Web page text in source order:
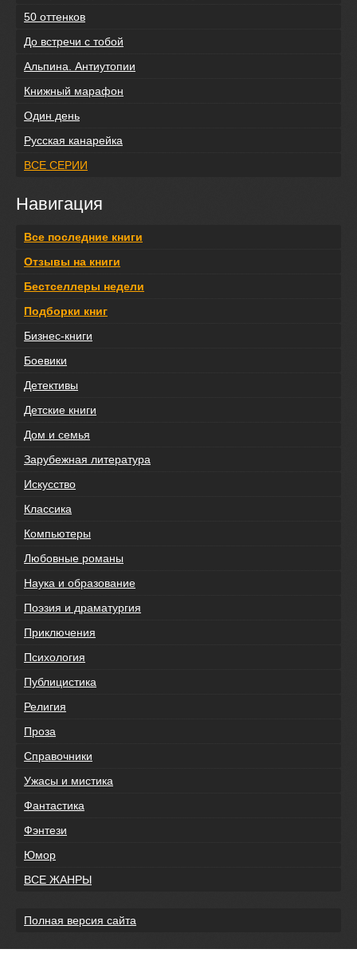
50 оттенков
До встречи с тобой
Альпина. Антиутопии
Книжный марафон
Один день
Русская канарейка
ВСЕ СЕРИИ
Навигация
Все последние книги
Отзывы на книги
Бестселлеры недели
Подборки книг
Бизнес-книги
Боевики
Детективы
Детские книги
Дом и семья
Зарубежная литература
Искусство
Классика
Компьютеры
Любовные романы
Наука и образование
Поэзия и драматургия
Приключения
Психология
Публицистика
Религия
Проза
Справочники
Ужасы и мистика
Фантастика
Фэнтези
Юмор
ВСЕ ЖАНРЫ
Полная версия сайта